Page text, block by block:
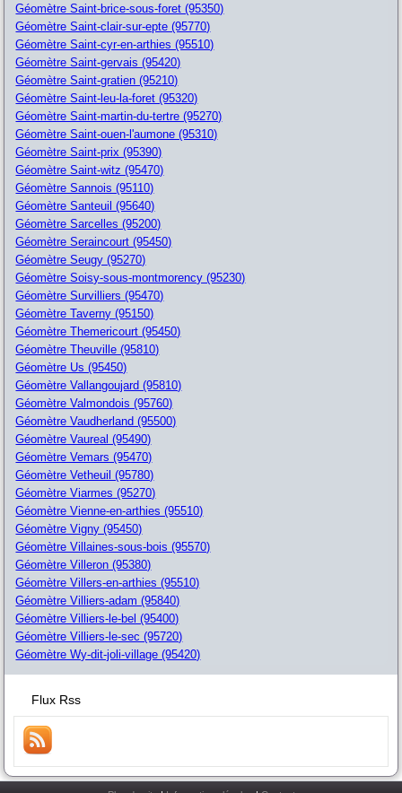
Géomètre Saint-brice-sous-foret (95350)
Géomètre Saint-clair-sur-epte (95770)
Géomètre Saint-cyr-en-arthies (95510)
Géomètre Saint-gervais (95420)
Géomètre Saint-gratien (95210)
Géomètre Saint-leu-la-foret (95320)
Géomètre Saint-martin-du-tertre (95270)
Géomètre Saint-ouen-l'aumone (95310)
Géomètre Saint-prix (95390)
Géomètre Saint-witz (95470)
Géomètre Sannois (95110)
Géomètre Santeuil (95640)
Géomètre Sarcelles (95200)
Géomètre Seraincourt (95450)
Géomètre Seugy (95270)
Géomètre Soisy-sous-montmorency (95230)
Géomètre Survilliers (95470)
Géomètre Taverny (95150)
Géomètre Themericourt (95450)
Géomètre Theuville (95810)
Géomètre Us (95450)
Géomètre Vallangoujard (95810)
Géomètre Valmondois (95760)
Géomètre Vaudherland (95500)
Géomètre Vaureal (95490)
Géomètre Vemars (95470)
Géomètre Vetheuil (95780)
Géomètre Viarmes (95270)
Géomètre Vienne-en-arthies (95510)
Géomètre Vigny (95450)
Géomètre Villaines-sous-bois (95570)
Géomètre Villeron (95380)
Géomètre Villers-en-arthies (95510)
Géomètre Villiers-adam (95840)
Géomètre Villiers-le-bel (95400)
Géomètre Villiers-le-sec (95720)
Géomètre Wy-dit-joli-village (95420)
Flux Rss